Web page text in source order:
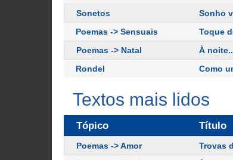
Sonetos
Sonho
Poemas -> Sensuais
Toque
Poemas -> Natal
À
Rondel
Como
Textos mais lidos
Tópico Título
Poemas -> Amor Trovas